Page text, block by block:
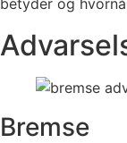
Bremse